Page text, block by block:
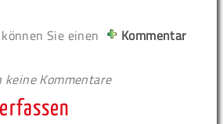
Sie einen
Kommentar
keine Kommentare